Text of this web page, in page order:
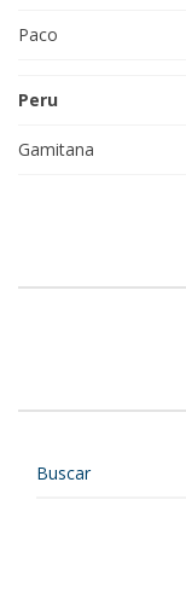
Paco
Peru
Gamitana